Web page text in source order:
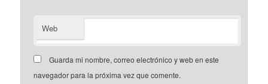
Web
Guarda mi nombre, correo electrónico y web en este
navegador para la próxima vez que comente.